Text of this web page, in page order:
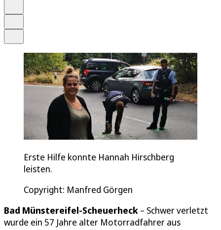
Erste Hilfe konnte Hannah Hirschberg
leisten.
Copyright: Manfred Görgen
Bad Münstereifel-Scheuerheck – Schwer verletzt
wurde ein 57 Jahre alter Motorradfahrer aus